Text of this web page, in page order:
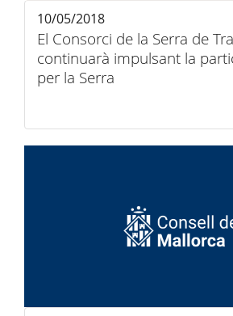
El Consorci de la Serra de
continuarà impulsant la
per la Serra
10/05/2018